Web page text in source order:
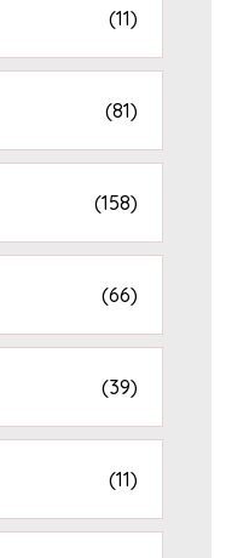
(11)
(81)
(158)
(66)
(39)
(11)